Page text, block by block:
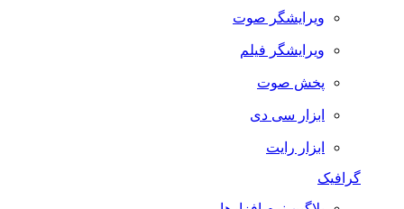
ویرایشگر صوت
ویرایشگر فیلم
پخش صوت
ابزار سی دی
ابزار رایت
گرافیک